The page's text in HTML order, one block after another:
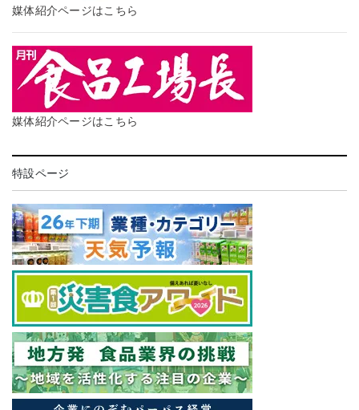
媒体紹介ページはこちら
媒体紹介ページはこちら
特設ページ